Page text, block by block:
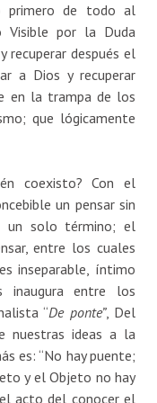
primero de todo al
Visible por la Duda
recuperar después el
a Dios y recuperar
en la trampa de los
que lógicamente
coexisto? Con el
un pensar sin
un solo término; el
entre los cuales
inseparable, íntimo
inaugura entre los
“De ponte”, Del
nuestras ideas a la
es: “No hay puente;
y el Objeto no hay
acto del conocer el